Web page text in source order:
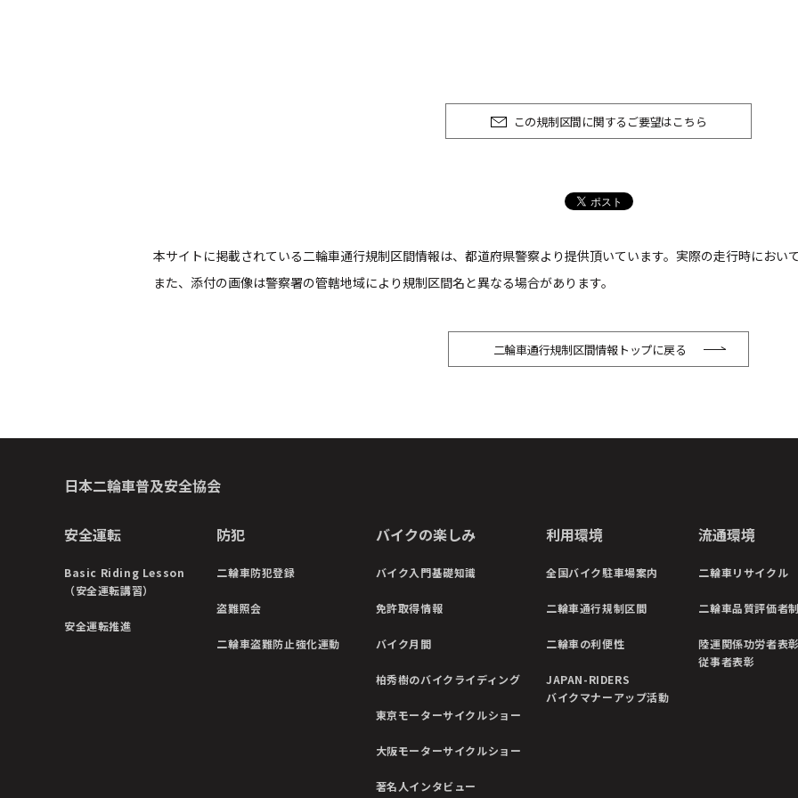
この規制区間に関するご要望はこちら
本サイトに掲載されている二輪車通行規制区間情報は、都道府県警察より提供頂いています。実際の走行時におい
また、添付の画像は警察署の管轄地域により規制区間名と異なる場合があります。
二輪車通行規制区間情報トップに戻る
日本二輪車普及安全協会
安全運転
Basic Riding Lesson
（安全運転講習）
安全運転推進
防犯
二輪車防犯登録
盗難照会
二輪車盗難防止強化運動
バイクの楽しみ
バイク入門基礎知識
免許取得情報
バイク月間
柏秀樹のバイクライディング
東京モーターサイクルショー
大阪モーターサイクルショー
著名人インタビュー
利用環境
全国バイク駐車場案内
二輪車通行規制区間
二輪車の利便性
JAPAN-RIDERS
バイクマナーアップ活動
流通環境
二輪車リサイクル
二輪車品質評価者
陸運関係功労者表
従事者表彰